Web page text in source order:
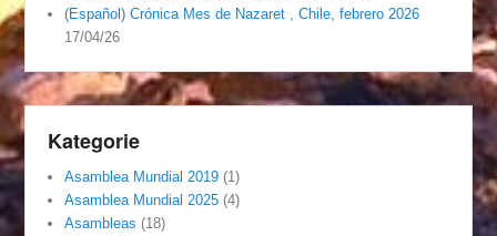
(Español) Crónica Mes de Nazaret , Chile, febrero 2026
17/04/26
Kategorie
Asamblea Mundial 2019 (1)
Asamblea Mundial 2025 (4)
Asambleas (18)